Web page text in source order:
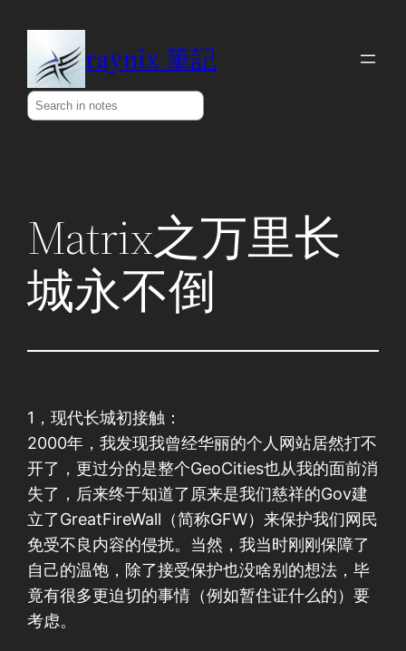
content
raynix 筆記
Search
Matrix之万里长
城永不倒
1，现代长城初接触：
2000年，我发现我曾经华丽的个人网站居然打不
开了，更过分的是整个GeoCities也从我的面前消
失了，后来终于知道了原来是我们慈祥的Gov建
立了GreatFireWall（简称GFW）来保护我们网民
免受不良内容的侵扰。当然，我当时刚刚保障了
自己的温饱，除了接受保护也没啥别的想法，毕
竟有很多更迫切的事情（例如暂住证什么的）要
考虑。